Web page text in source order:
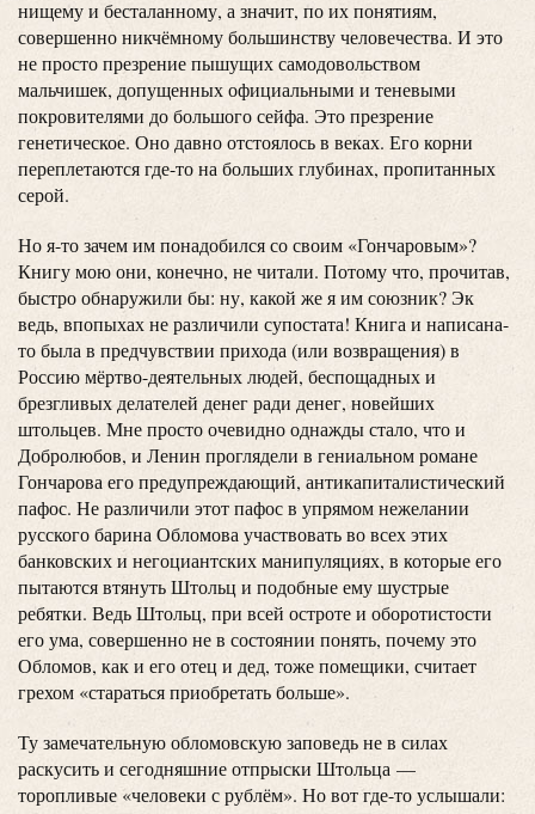
нищему и бесталанному, а значит, по их понятиям,
совершенно никчёмному большинству человечества. И это
не просто презрение пышущих самодовольством
мальчишек, допущенных официальными и теневыми
покровителями до большого сейфа. Это презрение
генетическое. Оно давно отстоялось в веках. Его корни
переплетаются где-то на больших глубинах, пропитанных
серой.
Но я-то зачем им понадобился со своим «Гончаровым»?
Книгу мою они, конечно, не читали. Потому что, прочитав,
быстро обнаружили бы: ну, какой же я им союзник? Эк
ведь, впопыхах не различили супостата! Книга и написана-
то была в предчувствии прихода (или возвращения) в
Россию мёртво-деятельных людей, беспощадных и
брезгливых делателей денег ради денег, новейших
штольцев. Мне просто очевидно однажды стало, что и
Добролюбов, и Ленин проглядели в гениальном романе
Гончарова его предупреждающий, антикапиталистический
пафос. Не различили этот пафос в упрямом нежелании
русского барина Обломова участвовать во всех этих
банковских и негоциантских манипуляциях, в которые его
пытаются втянуть Штольц и подобные ему шустрые
ребятки. Ведь Штольц, при всей остроте и оборотистости
его ума, совершенно не в состоянии понять, почему это
Обломов, как и его отец и дед, тоже помещики, считает
грехом «стараться приобретать больше».
Ту замечательную обломовскую заповедь не в силах
раскусить и сегодняшние отпрыски Штольца —
торопливые «человеки с рублём». Но вот где-то услышали: